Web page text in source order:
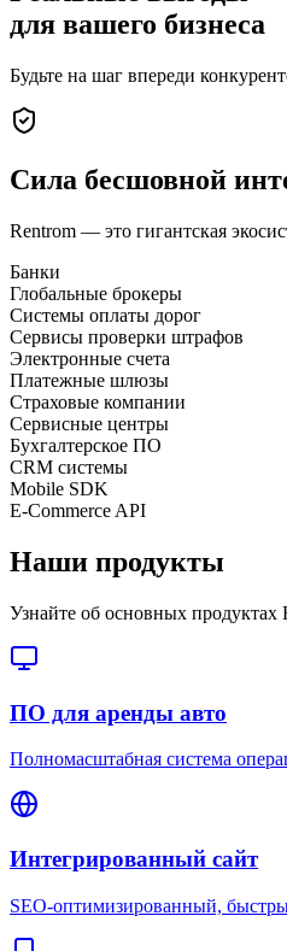
для вашего бизнеса
Будьте на шаг впереди
Сила бесшовной
Rentrom — это гигантская
Банки
Глобальные брокеры
Системы оплаты дорог
Сервисы проверки штрафов
Электронные счета
Платежные шлюзы
Страховые компании
Сервисные центры
Бухгалтерское ПО
CRM системы
Mobile SDK
E-Commerce API
Наши продукты
Узнайте об основных продуктах
ПО для аренды авто
Полномасштабная система
Интегрированный сайт
SEO-оптимизированный,